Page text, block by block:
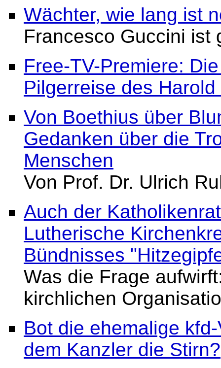
Wächter, wie lang ist
Francesco Guccini ist
Free-TV-Premiere:
Pilgerreise des Harold
Von Boethius über
Gedanken über die
Menschen
Von Prof. Dr. Ulrich
Auch der
Lutherische
Bündnisses
Was die Frage
kirchlichen
Bot die ehemalige
dem Kanzler die Stirn?